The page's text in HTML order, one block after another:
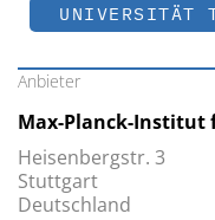
UNIVERSITÄT
Anbieter
Max-Planck-Institut
Heisenbergstr. 3
Stuttgart
Deutschland